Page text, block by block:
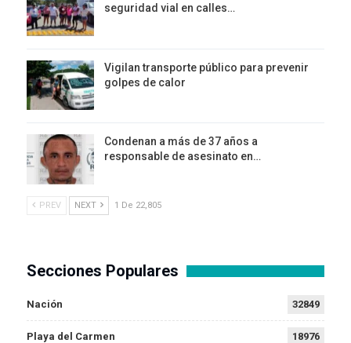
seguridad vial en calles…
Vigilan transporte público para prevenir
golpes de calor
Condenan a más de 37 años a
responsable de asesinato en…
PREV NEXT 1 De 22,805
Secciones Populares
Nación 32849
Playa del Carmen 18976